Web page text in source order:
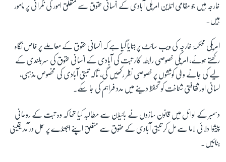
خارجہ ہیں جو مقامی انڈین امریکی آبادی کے انسانی حقوق سے متعلق امور کی نگرانی پر مامور
ہیں۔
امریکی محکمۂ خارجہ کی ویب سائٹ پر بتایا گیا ہے کہ انسانی حقوق کے معاملے پر خاص نگاہ
رکھتے ہوئے، امریکی خصوصی رابطہ کار تبت کی آبادی کے انسانی حقوق کی سربلندی کے
لیے کی جانے والی کوششوں پر خصوصی نظر رکھیں گی، تاکہ تبتی آبادی کی مخصوص مذہبی،
لسانی اور ثقافتی شناخت کو تحفظ دینے میں مدد فراہم کی جا سکے۔
دسمبر کے اوائل میں قانون سازوں نے بائیڈن سے مطالبہ کیا تھا کہ وہ تبت کے روحانی
پیشوا دلائی لاما سے مل کر تبتی آبادی کے حقوق سے متعلق اپنے ایجنڈے پر عمل درآمد یقینی
بنائیں۔